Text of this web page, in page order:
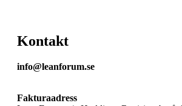
Kontakt
info@leanforum.se
Fakturaadress